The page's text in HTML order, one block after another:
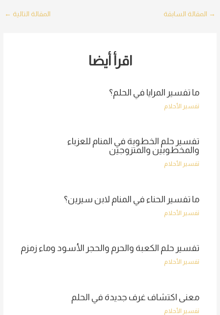
Post
→ المقالة السابقة المقالة التالية ←
اقرأ أيضا
ما تفسير المرايا في الحلم؟
تفسير الأحلام
تفسير حلم الخطوبة في المنام للعزباء
والمخطوبين والمتزوجين
تفسير الأحلام
ما تفسير الحناء في المنام لابن سيرين؟
تفسير الأحلام
تفسير حلم الكعبة والحرم والحجر الأسود وماء زمزم
تفسير الأحلام
معنى اكتشاف غرف جديدة في الحلم
تفسير الأحلام